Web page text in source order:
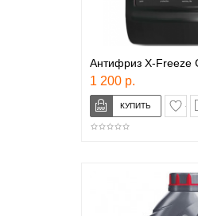
Антифриз X-Freeze
1 200 р.
в